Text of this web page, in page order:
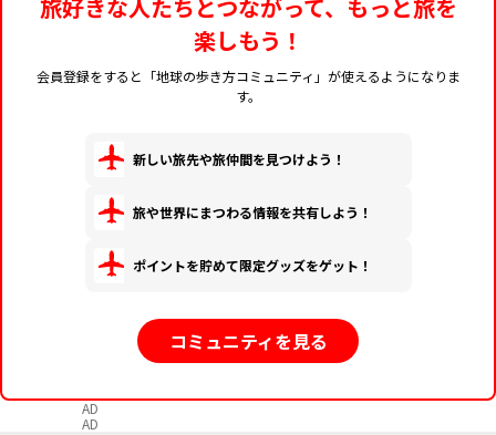
旅好きな人たちとつながって、もっと旅を
楽しもう！
会員登録をすると「地球の歩き方コミュニティ」が使えるようになりま
す。
新しい旅先や旅仲間を見つけよう！
旅や世界にまつわる情報を共有しよう！
ポイントを貯めて限定グッズをゲット！
コミュニティを見る
AD
AD